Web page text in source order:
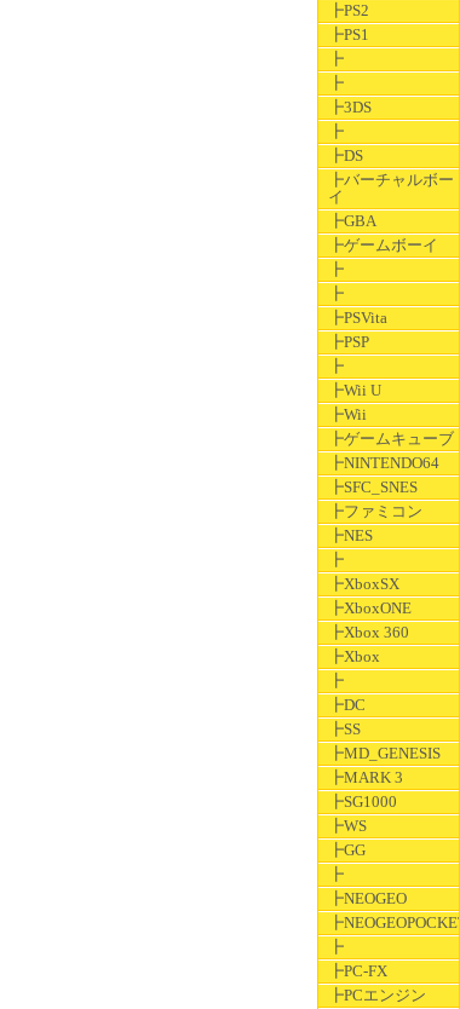
┣PS2
┣PS1
┣
┣
┣3DS
┣
┣DS
┣バーチャルボー
イ
┣GBA
┣ゲームボーイ
┣
┣
┣PSVita
┣PSP
┣
┣Wii U
┣Wii
┣ゲームキューブ
┣NINTENDO64
┣SFC_SNES
┣ファミコン
┣NES
┣
┣XboxSX
┣XboxONE
┣Xbox 360
┣Xbox
┣
┣DC
┣SS
┣MD_GENESIS
┣MARK 3
┣SG1000
┣WS
┣GG
┣
┣NEOGEO
┣NEOGEOPOCKET
┣
┣PC-FX
┣PCエンジン